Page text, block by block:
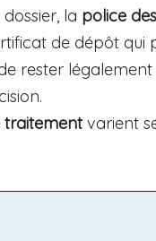
la police
de dépôt qui
rester légalement
traitementvarient